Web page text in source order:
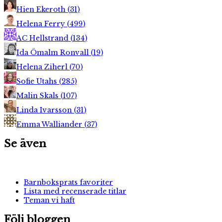
Hien Ekeroth (31)
Helena Ferry (499)
AC Hellstrand (134)
Ida Ömalm Ronvall (19)
Helena Ziherl (70)
Sofie Utahs (285)
Malin Skals (107)
Linda Ivarsson (31)
Emma Walliander (37)
Se även
Barnboksprats favoriter
Lista med recenserade titlar
Teman vi haft